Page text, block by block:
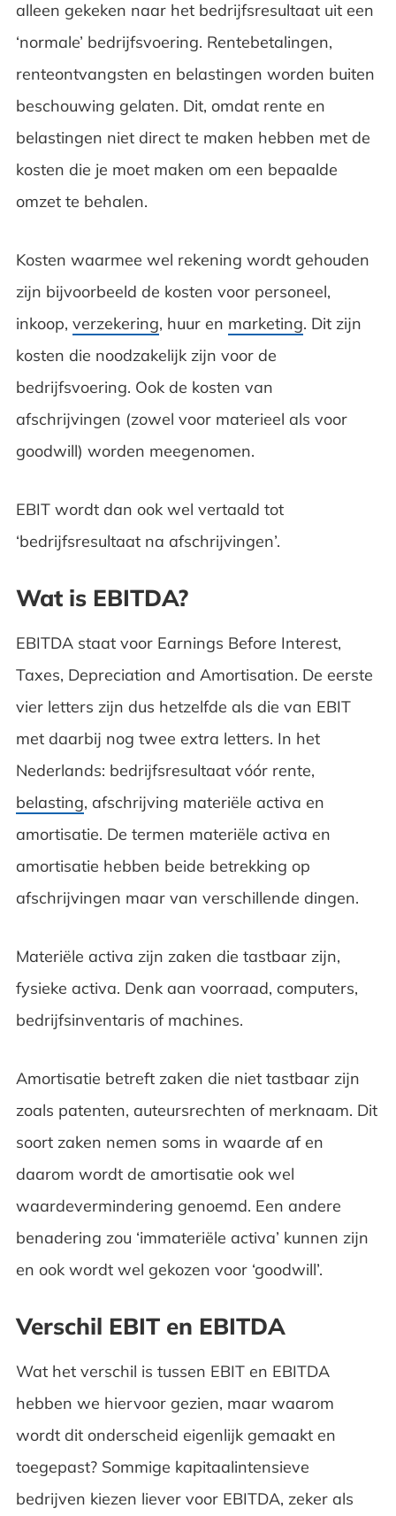
alleen gekeken naar het bedrijfsresultaat uit een
‘normale’ bedrijfsvoering. Rentebetalingen,
renteontvangsten en belastingen worden buiten
beschouwing gelaten. Dit, omdat rente en
belastingen niet direct te maken hebben met de
kosten die je moet maken om een bepaalde
omzet te behalen.
Kosten waarmee wel rekening wordt gehouden
zijn bijvoorbeeld de kosten voor personeel,
inkoop, verzekering, huur en marketing. Dit zijn
kosten die noodzakelijk zijn voor de
bedrijfsvoering. Ook de kosten van
afschrijvingen (zowel voor materieel als voor
goodwill) worden meegenomen.
EBIT wordt dan ook wel vertaald tot
‘bedrijfsresultaat na afschrijvingen’.
Wat is EBITDA?
EBITDA staat voor Earnings Before Interest,
Taxes, Depreciation and Amortisation. De eerste
vier letters zijn dus hetzelfde als die van EBIT
met daarbij nog twee extra letters. In het
Nederlands: bedrijfsresultaat vóór rente,
belasting, afschrijving materiële activa en
amortisatie. De termen materiële activa en
amortisatie hebben beide betrekking op
afschrijvingen maar van verschillende dingen.
Materiële activa zijn zaken die tastbaar zijn,
fysieke activa. Denk aan voorraad, computers,
bedrijfsinventaris of machines.
Amortisatie betreft zaken die niet tastbaar zijn
zoals patenten, auteursrechten of merknaam. Dit
soort zaken nemen soms in waarde af en
daarom wordt de amortisatie ook wel
waardevermindering genoemd. Een andere
benadering zou ‘immateriële activa’ kunnen zijn
en ook wordt wel gekozen voor ‘goodwill’.
Verschil EBIT en EBITDA
Wat het verschil is tussen EBIT en EBITDA
hebben we hiervoor gezien, maar waarom
wordt dit onderscheid eigenlijk gemaakt en
toegepast? Sommige kapitaalintensieve
bedrijven kiezen liever voor EBITDA, zeker als